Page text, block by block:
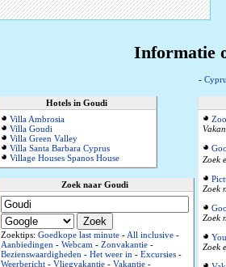
Informatie
-
Hotels in Goudi
Villa Ambrosia
Villa Goudi
Villa Green Valley
Villa Santa Barbara Cyprus
Village Houses Spanos House
Zoek naar Goudi
Zoektips: Goedkope last minute -All inclusive -
Aanbiedingen - Webcam - Zonvakantie -
Bezienswaardigheden - Het weer in - Excursies -
Weerbericht - Vliegvakantie - Vakantie -
Zoek
Zoek
Zoek
Zoek